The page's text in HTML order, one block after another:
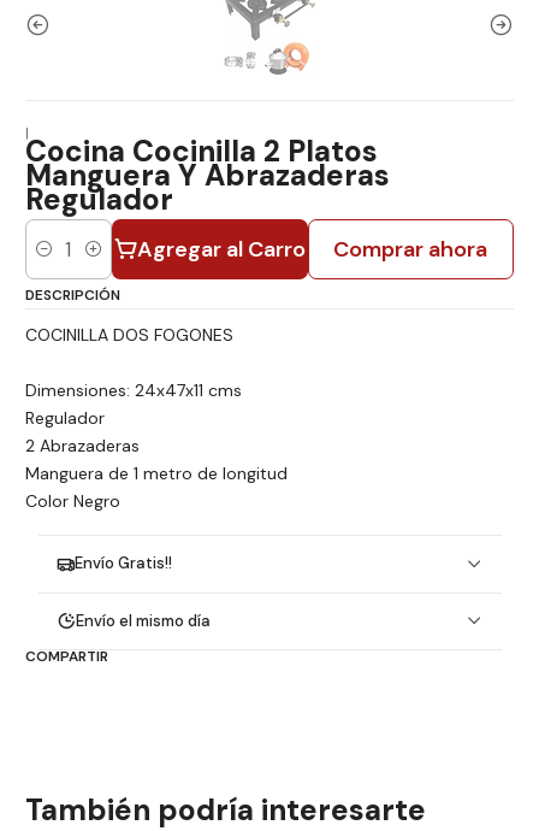
|Cocina Cocinilla 2 Platos
Manguera Y Abrazaderas
Regulador
Cantidad Agregar al Carro Comprar ahora
DESCRIPCIÓN
COCINILLA DOS FOGONES
Dimensiones: 24x47x11 cms
Regulador
2 Abrazaderas
Manguera de 1 metro de longitud
Color Negro
Envío Gratis!!
Envío el mismo día
COMPARTIR
También podría interesarte